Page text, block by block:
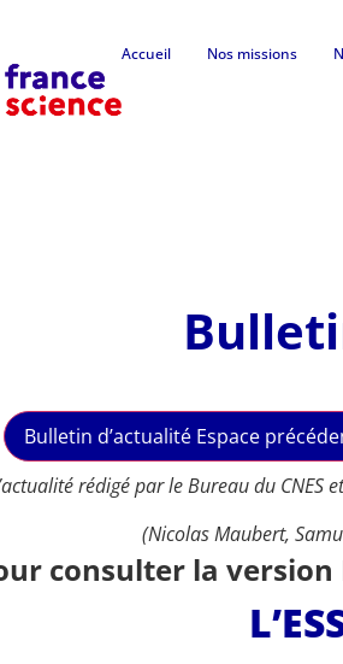
Accueil Nos missions
Bulletin d’actualité Espace
rédigé par le Bureau du CNES
(Nicolas Maubert,
consulter la